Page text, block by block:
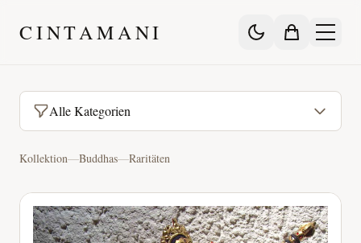
CINTAMANI
Alle Kategorien
Kollektion—Buddhas—Raritäten